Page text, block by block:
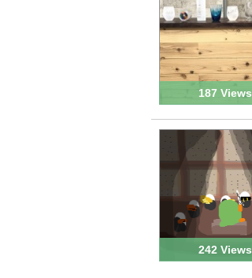
187 Views
242 Views